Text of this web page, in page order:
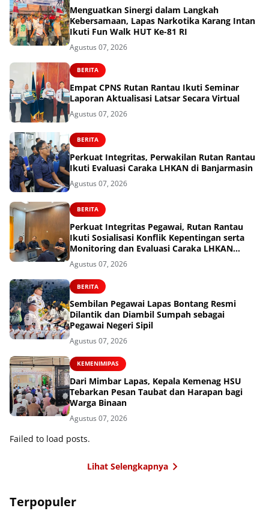
Menguatkan Sinergi dalam Langkah
Kebersamaan, Lapas Narkotika Karang Intan
Ikuti Fun Walk HUT Ke-81 RI
Agustus 07, 2026
BERITA
Empat CPNS Rutan Rantau Ikuti Seminar
Laporan Aktualisasi Latsar Secara Virtual
Agustus 07, 2026
BERITA
Perkuat Integritas, Perwakilan Rutan Rantau
Ikuti Evaluasi Caraka LHKAN di Banjarmasin
Agustus 07, 2026
BERITA
Perkuat Integritas Pegawai, Rutan Rantau
Ikuti Sosialisasi Konflik Kepentingan serta
Monitoring dan Evaluasi Caraka LHKAN
Secara Virtual
Agustus 07, 2026
BERITA
Sembilan Pegawai Lapas Bontang Resmi
Dilantik dan Diambil Sumpah sebagai
Pegawai Negeri Sipil
Agustus 07, 2026
KEMENIMIPAS
Dari Mimbar Lapas, Kepala Kemenag HSU
Tebarkan Pesan Taubat dan Harapan bagi
Warga Binaan
Agustus 07, 2026
Failed to load posts.
Lihat Selengkapnya
Terpopuler